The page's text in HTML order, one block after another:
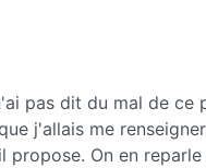
pas dit du mal de ce
j'allais me
propose. On en